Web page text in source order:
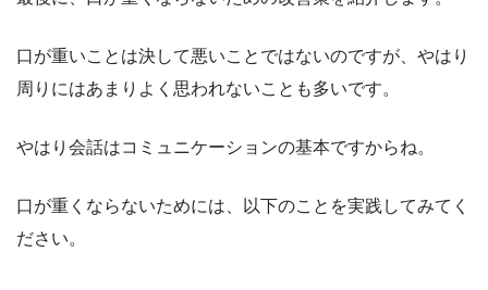
口が重いことは決して悪いことではないのですが、やはり
周りにはあまりよく思われないことも多いです。
やはり会話はコミュニケーションの基本ですからね。
口が重くならないためには、以下のことを実践してみてく
ださい。